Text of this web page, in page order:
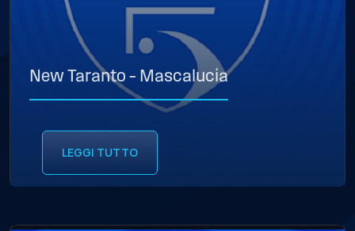
New Taranto – Mascalucia
LEGGI TUTTO